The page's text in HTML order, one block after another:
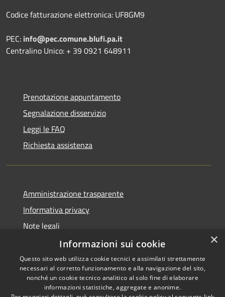
Codice fatturazione elettronica: UF8GM9
PEC: info@pec.comune.blufi.pa.it
Centralino Unico: + 39 0921 648911
Prenotazione appuntamento
Segnalazione disservizio
Leggi le FAQ
Richiesta assistenza
Amministrazione trasparente
Informativa privacy
Note legali
Dichiarazione di accessibilità
RSS Copyright © 2026 • Comune di
×
Informazioni sui cookie
Questo sito web utilizza cookie tecnici e assimilati strettamente
necessari al corretto funzionamento e alla navigazione del sito,
nonché un cookie tecnico analitico al solo fine di elaborare
informazioni statistiche, aggregate e anonime.